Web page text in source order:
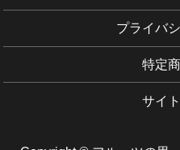
プライバ
特定
サイ